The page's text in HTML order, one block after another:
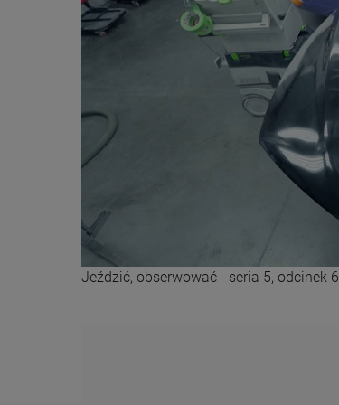
Jeździć, obserwować - seria 5, odcinek 6